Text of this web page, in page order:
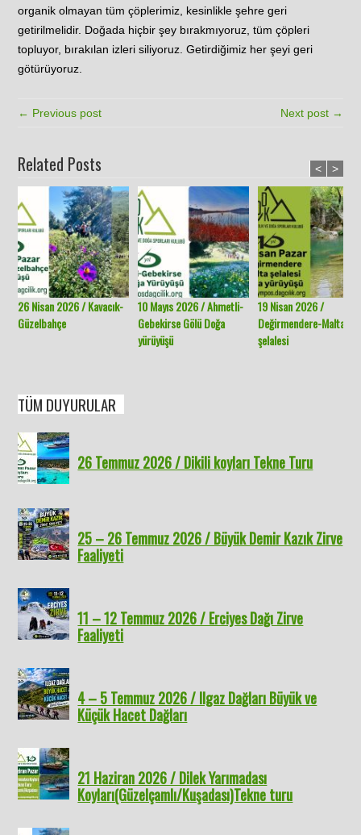
organik olmayan tüm çöplerimiz, kesinlikle şehre geri
getirilmelidir. Doğada hiçbir şey bırakmıyoruz, tüm çöpleri
topluyor, bırakılan izleri siliyoruz. Getirdiğimiz her şeyi geri
götürüyoruz.
← Previous post Next post →
Related Posts
26 Nisan 2026 / Kavacık-
Güzelbahçe
10 Mayıs 2026 / Ahmetli-
Gebekirse Gölü Doğa
yürüyüşü
19 Nisan 2026 /
Değirmendere-Malta
şelalesi
< >
TÜM DUYURULAR
26 Temmuz 2026 / Dikili koyları Tekne Turu
25 – 26 Temmuz 2026 / Büyük Demir Kazık Zirve
Faaliyeti
11 – 12 Temmuz 2026 / Erciyes Dağı Zirve
Faaliyeti
4 – 5 Temmuz 2026 / Ilgaz Dağları Büyük ve
Küçük Hacet Dağları
21 Haziran 2026 / Dilek Yarımadası
Koyları(Güzelçamlı/Kuşadası)Tekne turu